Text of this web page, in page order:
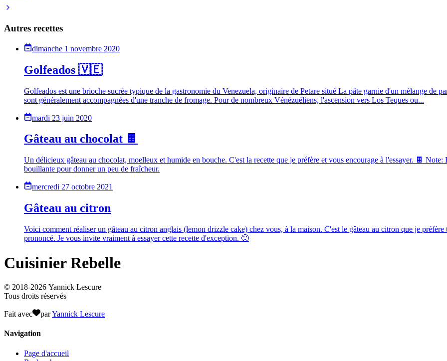
Autres recettes
dimanche 1 novembre 2020
Golfeados 🇻🇪
Golfeados est une brioche sucrée typique de la gastronomie du Venezuela, originaire de Petare situé La pâte garnie d'un mélange de
sont généralement accompagnées d'une tranche de fromage. Pour de nombreux Vénézuéliens, l'ascension vers Los Teques ou...
mardi 23 juin 2020
Gâteau au chocolat 🍫
Un délicieux gâteau au chocolat, moelleux et humide en bouche. C'est la recette que je préfère et vous encourage à l'essayer. 🍫
bouillante pour donner un peu de fraîcheur.
mercredi 27 octobre 2021
Gâteau au citron
Voici comment réaliser un gâteau au citron anglais (lemon drizzle cake) chez vous, à la maison. C'est le gâteau au citron que je
prononcé. Je vous invite vraiment à essayer cette recette d'exception. 🙂
Cuisinier Rebelle
© 2018-2026 Yannick Lescure
Tous droits réservés
Fait avec parYannick Lescure
Navigation
Page d'accueil